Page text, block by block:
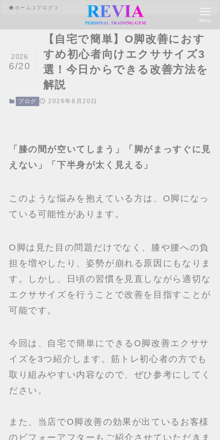
Menu
ホーム ブログ
【自宅で簡単】O脚改善におす
すめ初心者向けエクササイズ3
選！今日からできる改善方法を
解説
2026
6/20
ブログ 2026年6月20日
「膝の間が空いてしまう」「脚がまっすぐに見
えない」「下半身が太く見える」
このような悩みを抱えている方は、O脚になっ
ている可能性があります。
O脚は見た目の問題だけでなく、膝や腰への負
担を増やしたり、姿勢が崩れる原因にもなりま
す。しかし、日頃の習慣を見直しながら適切な
エクササイズを行うことで改善を目指すことが
可能です。
今回は、自宅で簡単にできるO脚改善エクササ
イズを3つ紹介します。筋トレ初心者の方でも
取り組みやすい内容なので、ぜひ参考にしてく
ださい。
また、当店でO脚改善の効果が出ているお客様
のビフォーアフターもご紹介させていただきま